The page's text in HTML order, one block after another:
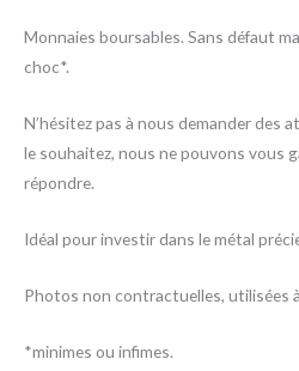
Monnaies boursables. Sans défaut
choc*.
N’hésitez pas à nous demander des
le souhaitez, nous ne pouvons vous
répondre.
Idéal pour investir dans le métal
Photos non contractuelles, utilisées
*minimes ou infimes.